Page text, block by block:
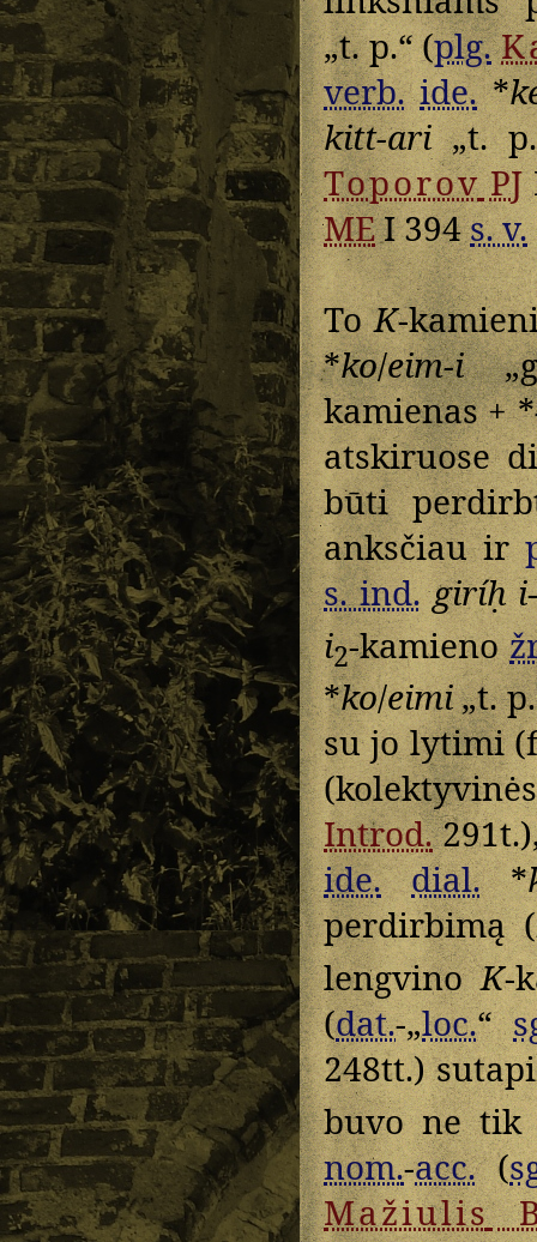
„t. p.“ (plg.
verb. ide.*
kitt-ari„t.
ToporovPJ
MEI 394s. v.
ToK-
*ko/eim-i
kamienas + *
atskiruose
būti
anksčiau ir
s. ind. giríḥ i
i2-kamieno
*ko/eimi„t.
su jo lytimi
Introd.
ide.
dial.*
perdirbimą
lengvinoK-
(dat.-„loc.“
248tt.)
buvo ne
nom.-acc.(
Mažiulis